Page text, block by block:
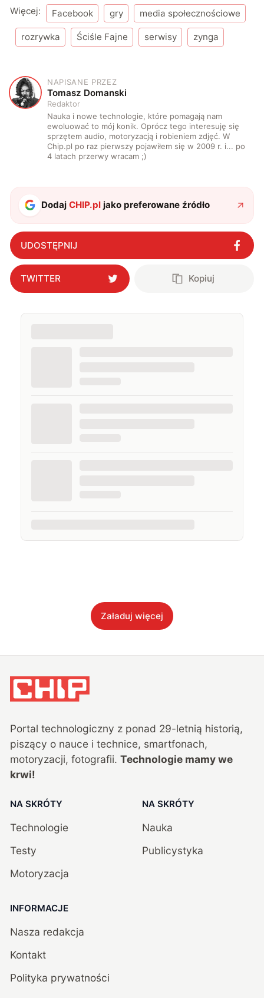
Więcej: Facebook gry media społecznościowe
rozrywka Ściśle Fajne serwisy zynga
T
NAPISANE PRZEZ
Tomasz Domanski
Redaktor
Nauka i nowe technologie, które pomagają nam
ewoluować to mój konik. Oprócz tego interesuję się
sprzętem audio, motoryzacją i robieniem zdjęć. W
Chip.pl po raz pierwszy pojawiłem się w 2009 r. i... po
4 latach przerwy wracam ;)
DodajCHIP.pl jako preferowane źródło
UDOSTĘPNIJ
TWITTER Kopiuj
Załaduj więcej
Portal technologiczny z ponad 29-letnią historią,
piszący o nauce i technice, smartfonach,
motoryzacji, fotografii. Technologie mamy we
krwi!
NA SKRÓTY
Technologie
Testy
Motoryzacja
NA SKRÓTY
Nauka
Publicystyka
INFORMACJE
Nasza redakcja
Kontakt
Polityka prywatności